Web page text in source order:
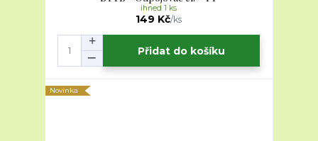
149 Kč/ks
ihned 1 ks
Přidat do košíku
Novinka